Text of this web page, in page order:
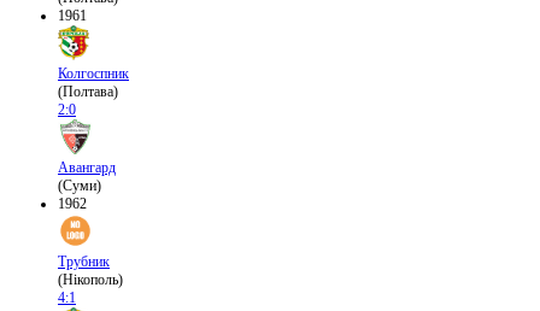
1961
Колгоспник
(Полтава)
2:0
Авангард
(Суми)
1962
Трубник
(Нікополь)
4:1